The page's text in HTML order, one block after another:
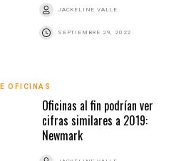
JACKELINE VALLE
SEPTIEMBRE 29, 2022
OFICINAS
Oficinas al fin podrían ver
cifras similares a 2019:
Newmark